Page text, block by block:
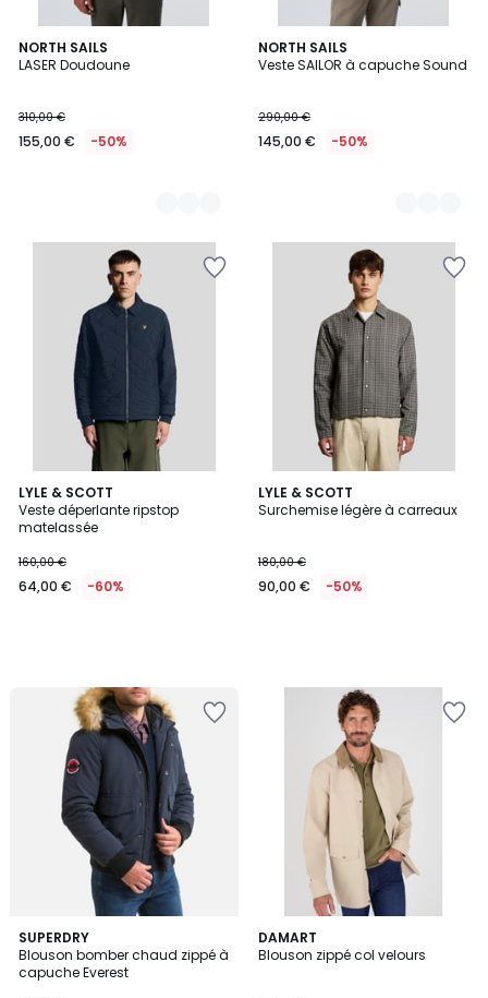
NORTH SAILS
LASER Doudoune
310,00 €
155,00 € -50%
4
Couleurs
NORTH SAILS
Veste SAILOR à capuche Sound
290,00 €
145,00 € -50%
2
Couleurs
LYLE & SCOTT
Veste déperlante ripstop
matelassée
160,00 €
64,00 € -60%
LYLE & SCOTT
Surchemise légère à carreaux
180,00 €
90,00 € -50%
SUPERDRY
Blouson bomber chaud zippé à
capuche Everest
4,8
/ 5
DAMART
Blouson zippé col velours